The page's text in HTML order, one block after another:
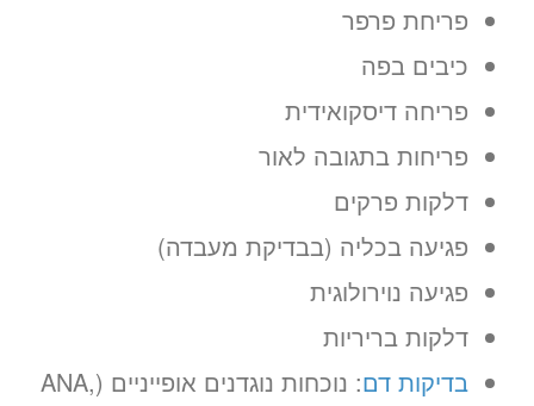
פריחת פרפר
כיבים בפה
פריחה דיסקואידית
פריחות בתגובה לאור
דלקות פרקים
פגיעה בכליה (בבדיקת מעבדה)
פגיעה נוירולוגית
דלקות בריריות
בדיקות דם
: נוכחות נוגדנים אופייניים (ANA,